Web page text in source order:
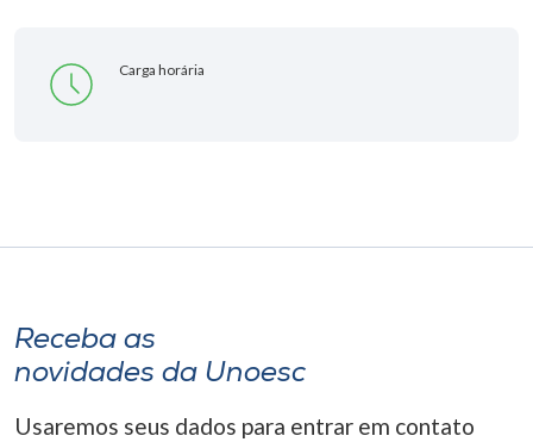
Carga horária
Receba as
novidades da Unoesc
Usaremos seus dados para entrar em contato